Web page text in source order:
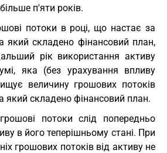
п'яти років.
потоки в році, що настає за
який складено фінансовий план,
рік використання активу
яка (без урахування впливу
величину грошових потоків
який складено фінансовий план.
потоки слід попередньо
в його теперішньому стані. При
грошових потоків від активу не